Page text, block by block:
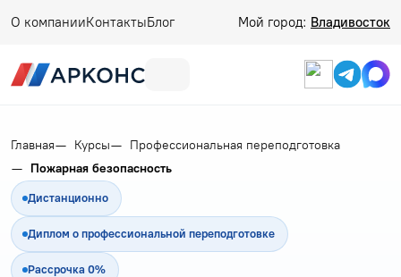
О компанииКонтактыБлог Мой город: Владивосток
Главная Курсы
Профессиональная переподготовка
Пожарная безопасность
Дистанционно
Диплом о профессиональной переподготовке
Рассрочка 0%